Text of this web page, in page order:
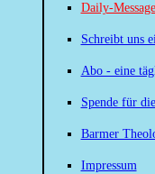
Daily-
Schreibt uns
Abo - eine
Spende für
Barmer
Impressum